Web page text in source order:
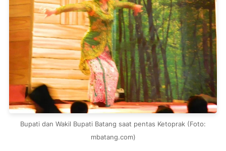
Bupati dan Wakil Bupati Batang saat pentas Ketoprak (Foto:
mbatang.com)